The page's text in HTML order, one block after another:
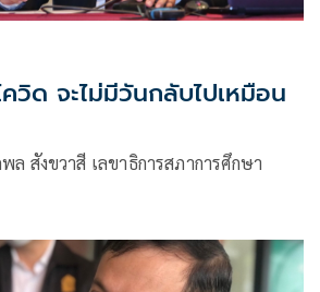
ควิด จะไม่มีวันกลับไปเหมือน
ล สังขวาสี เลขาธิการสภาการศึกษา